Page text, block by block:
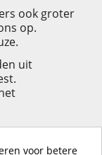
ook groter
op.
uit
voor betere